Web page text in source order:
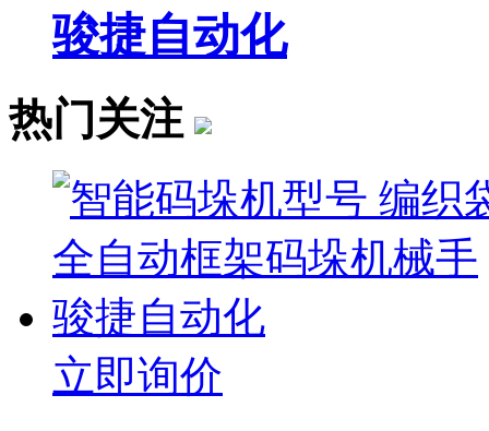
骏捷自动化
热门关注
立即询价